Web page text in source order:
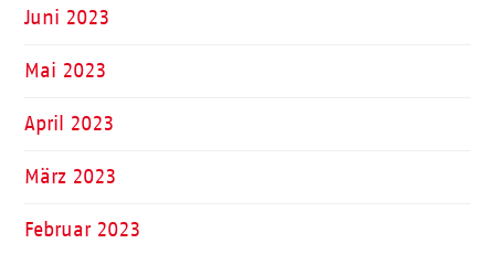
Juni 2023
Mai 2023
April 2023
März 2023
Februar 2023